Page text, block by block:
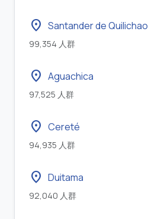
location_on Santander de Quilichao
99,354 人群
location_on Aguachica
97,525 人群
location_on Cereté
94,935 人群
location_on Duitama
92,040 人群